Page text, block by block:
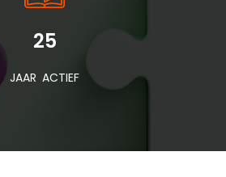
25
JAAR ACTIEF